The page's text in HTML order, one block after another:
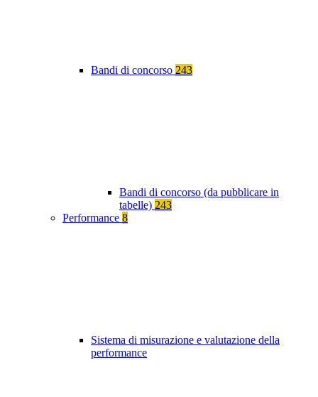
Bandi di concorso 243
Bandi di concorso (da pubblicare in
tabelle) 243
Performance 8
Sistema di misurazione e valutazione della
performance